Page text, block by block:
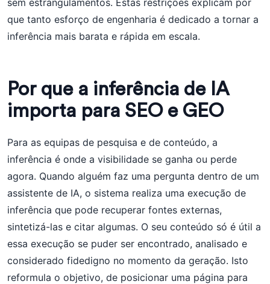
sem estrangulamentos. Estas restrições explicam por
que tanto esforço de engenharia é dedicado a tornar a
inferência mais barata e rápida em escala.
Por que a inferência de IA
importa para SEO e GEO
Para as equipas de pesquisa e de conteúdo, a
inferência é onde a visibilidade se ganha ou perde
agora. Quando alguém faz uma pergunta dentro de um
assistente de IA, o sistema realiza uma execução de
inferência que pode recuperar fontes externas,
sintetizá-las e citar algumas. O seu conteúdo só é útil a
essa execução se puder ser encontrado, analisado e
considerado fidedigno no momento da geração. Isto
reformula o objetivo, de posicionar uma página para